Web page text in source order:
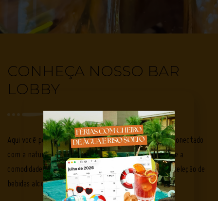
CONHEÇA NOSSO BAR
LOBBY
Aqui você pode relaxar em nosso ambiente temático e conectado
com a natureza, além de aproveitar a piscina climatiza e a
comodidade do serviço do bar que oferece, drinks, uma seleção de
bebidas alcoólicas e não alcoólicas, cervejas e porções. .